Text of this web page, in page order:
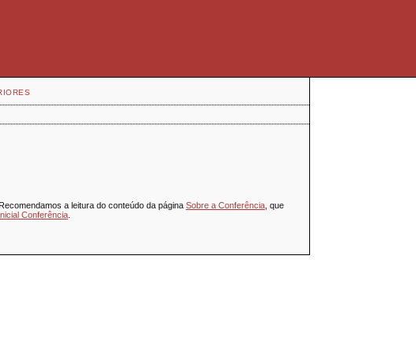
a leitura do conteúdo da página Sobre a Conferência, que
Conferência.